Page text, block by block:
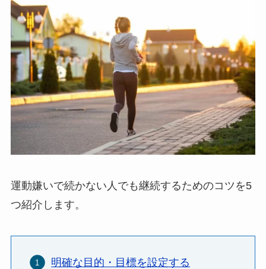
運動嫌いで続かない人でも継続するためのコツを5
つ紹介します。
明確な目的・目標を設定する